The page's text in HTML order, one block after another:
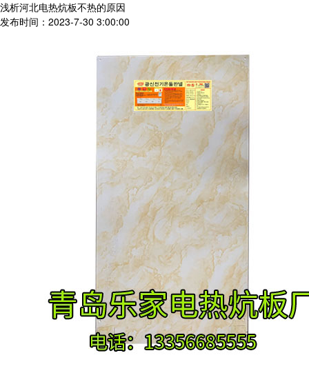
浅析河北电热炕板不热的原因
发布时间：2023-7-30 3:00:00